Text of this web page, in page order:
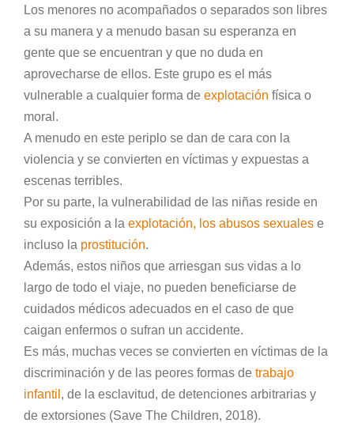
Los menores no acompañados o separados son libres
a su manera y a menudo basan su esperanza en
gente que se encuentran y que no duda en
aprovecharse de ellos. Este grupo es el más
vulnerable a cualquier forma de explotación física o
moral.
A menudo en este periplo se dan de cara con la
violencia y se convierten en víctimas y expuestas a
escenas terribles.
Por su parte, la vulnerabilidad de las niñas reside en
su exposición a la explotación, los abusos sexuales e
incluso la prostitución.
Además, estos niños que arriesgan sus vidas a lo
largo de todo el viaje, no pueden beneficiarse de
cuidados médicos adecuados en el caso de que
caigan enfermos o sufran un accidente.
Es más, muchas veces se convierten en víctimas de la
discriminación y de las peores formas de trabajo
infantil , de la esclavitud, de detenciones arbitrarias y
de extorsiones (Save The Children, 2018).